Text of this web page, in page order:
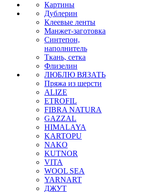
Картины
Дублерин
Клеевые ленты
Манжет-заготовка
Синтепон,
наполнитель
Ткань, сетка
Флизелин
ЛЮБЛЮ ВЯЗАТЬ
Пряжа из шерсти
ALIZE
ETROFIL
FIBRA NATURA
GAZZAL
HIMALAYA
KARTOPU
NAKO
KUTNOR
VITA
WOOL SEA
YARNART
ДЖУТ